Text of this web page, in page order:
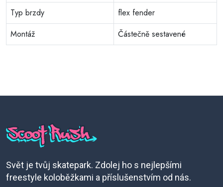
Typ brzdy
flex fender
Montáž
Částečně sestavené
Svět je tvůj skatepark. Zdolej ho s nejlepšími
freestyle koloběžkami a příslušenstvím od nás.